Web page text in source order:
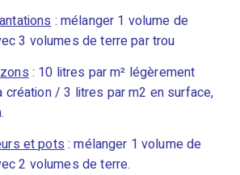
: mélanger 1 volume de
3 volumes de terre par trou
: 10 litres par m² légèrement
création / 3 litres par m2 en surface,
et pots : mélanger 1 volume de
2 volumes de terre.